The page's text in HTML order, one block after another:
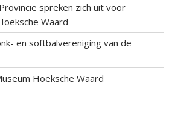
spreken zich uit voor
Waard
en softbalvereniging van de
Hoeksche Waard